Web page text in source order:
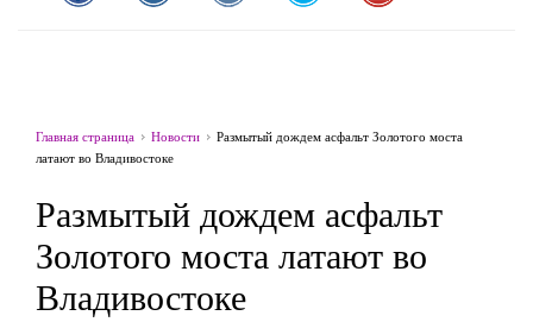
Главная страница Новости
Размытый дождем асфальт Золотого моста
латают во Владивостоке
Размытый дождем асфальт
Золотого моста латают во
Владивостоке